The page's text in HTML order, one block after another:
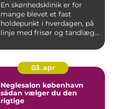
En skønhedsklinik er for
mange blevet et fast
holdepunkt i hverdagen, på
linje med frisør og tandlæg...
03. apr
Neglesalon københavn
sådan vælger du den
rigtige